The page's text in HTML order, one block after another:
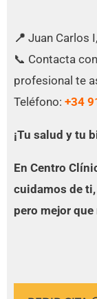
📍 Juan Carlos
📞 Contacta
profesional te
Teléfono: +34
¡Tu salud y tu
En Centro
cuidamos de
pero mejor que